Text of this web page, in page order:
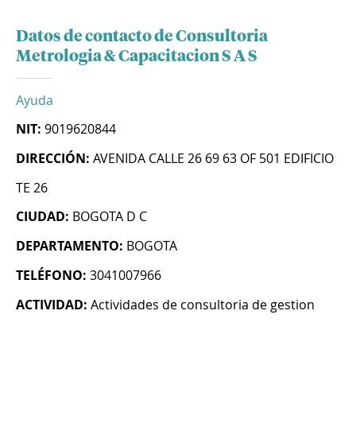
Datos de contacto de Consultoria
Metrologia & Capacitacion S A S
Ayuda
NIT: 9019620844
DIRECCIÓN: AVENIDA CALLE 26 69 63 OF 501 EDIFICIO
TE 26
CIUDAD: BOGOTA D C
DEPARTAMENTO: BOGOTA
TELÉFONO: 3041007966
ACTIVIDAD: Actividades de consultoria de gestion